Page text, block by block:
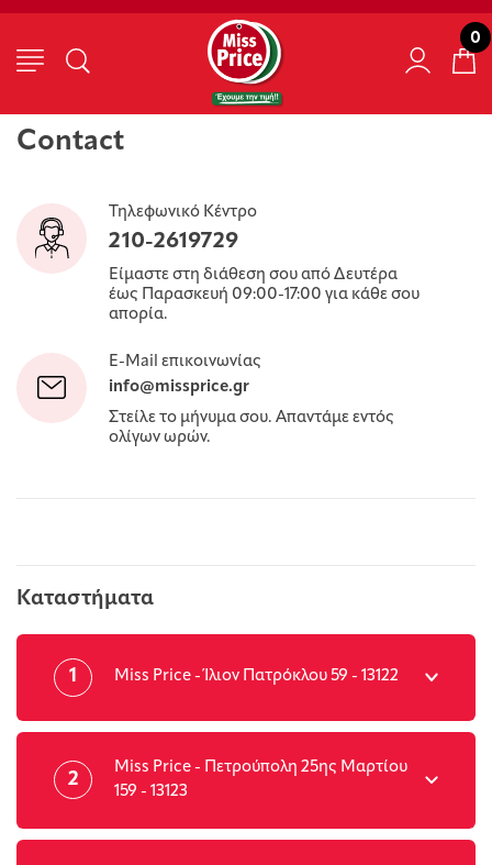
0
Contact
Τηλεφωνικό Κέντρο
210-2619729
Είμαστε στη διάθεση σου από Δευτέρα
έως Παρασκευή 09:00-17:00 για κάθε σου
απορία.
E-Mail επικοινωνίας
info@missprice.gr
Στείλε το μήνυμα σου. Απαντάμε εντός
ολίγων ωρών.
Καταστήματα
1 Miss Price - Ίλιον Πατρόκλου 59 - 13122
2
Miss Price - Πετρούπολη 25ης Μαρτίου
159 - 13123